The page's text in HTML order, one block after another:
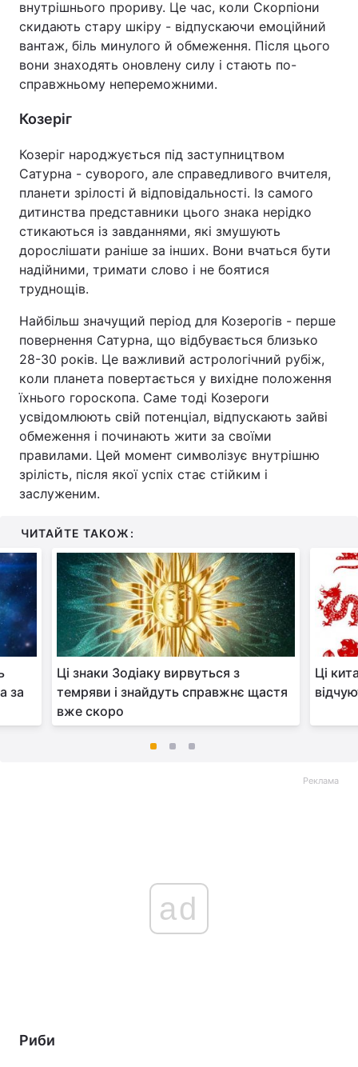
внутрішнього прориву. Це час, коли Скорпіони
скидають стару шкіру - відпускаючи емоційний
вантаж, біль минулого й обмеження. Після цього
вони знаходять оновлену силу і стають по-
справжньому непереможними.
Козеріг
Козеріг народжується під заступництвом
Сатурна - суворого, але справедливого вчителя,
планети зрілості й відповідальності. Із самого
дитинства представники цього знака нерідко
стикаються із завданнями, які змушують
дорослішати раніше за інших. Вони вчаться бути
надійними, тримати слово і не боятися
труднощів.
Найбільш значущий період для Козерогів - перше
повернення Сатурна, що відбувається близько
28-30 років. Це важливий астрологічний рубіж,
коли планета повертається у вихідне положення
їхнього гороскопа. Саме тоді Козероги
усвідомлюють свій потенціал, відпускають зайві
обмеження і починають жити за своїми
правилами. Цей момент символізує внутрішню
зрілість, після якої успіх стає стійким і
заслуженим.
ЧИТАЙТЕ ТАКОЖ:
за
Ці знаки Зодіаку вирвуться з
темряви і знайдуть справжнє щастя
вже скоро
Ці
Реклама
ad
Риби